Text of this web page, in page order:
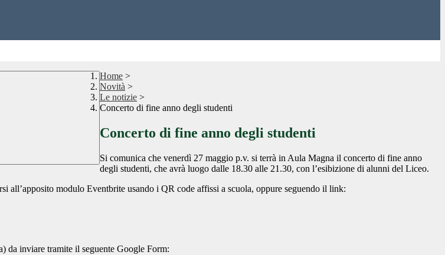
Home >
Novità >
Le notizie >
Concerto di fine anno degli studenti
Concerto di fine anno degli studenti
Si comunica che venerdì 27 maggio p.v. si terrà in Aula Magna il concerto di fine anno
degli studenti, che avrà luogo dalle 18.30 alle 21.30, con l’esibizione di alunni del Liceo.
all’apposito modulo Eventbrite usando i QR code affissi a scuola, oppure seguendo il link:
da inviare tramite il seguente Google Form: